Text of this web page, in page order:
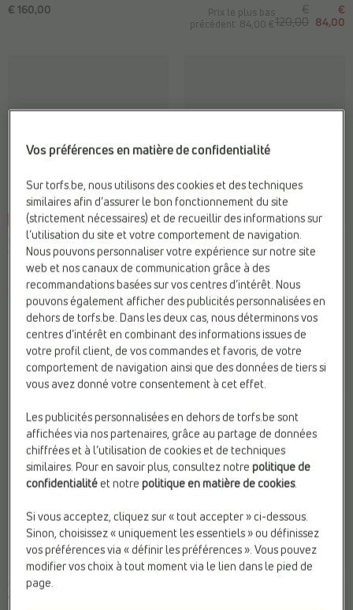
€ 160,00
Prix le plus bas
précédent: 84,00 €
€
120,00
€
84,00
-10%
CHAUSSURES BATEAU
Tommy Hilfiger
Prix le plus bas
précédent: 108,00
€
€
120,00
€
108,00
Matière:Cuir
Sexe:Femmes
Tendance:Pastel
CHAUSSURES À LACETS
Tommy Hilfiger
€ 120,00
Fermeture: Lacets
Marque:Tommy Hilfiger
Matière:Textile
CHAUSSURES PLATES
Tommy Hilfiger
Vos préférences en matière de confidentialité
Sur torfs.be, nous utilisons des cookies et des techniques
similaires afin d’assurer le bon fonctionnement du site
(strictement nécessaires) et de recueillir des informations sur
l’utilisation du site et votre comportement de navigation.
Nous pouvons personnaliser votre expérience sur notre site
web et nos canaux de communication grâce à des
recommandations basées sur vos centres d’intérêt. Nous
pouvons également afficher des publicités personnalisées en
dehors de torfs.be. Dans les deux cas, nous déterminons vos
centres d’intérêt en combinant des informations issues de
votre profil client, de vos commandes et favoris, de votre
comportement de navigation ainsi que des données de tiers si
vous avez donné votre consentement à cet effet.
Les publicités personnalisées en dehors de torfs.be sont
affichées via nos partenaires, grâce au partage de données
chiffrées et à l’utilisation de cookies et de techniques
similaires. Pour en savoir plus, consultez notrepolitique de
confidentialitéet notrepolitique en matière de cookies.
Si vous acceptez, cliquez sur « tout accepter » ci-dessous.
Sinon, choisissez « uniquement les essentiels » ou définissez
vos préférences via « définir les préférences ». Vous pouvez
modifier vos choix à tout moment via le lien dans le pied de
page.